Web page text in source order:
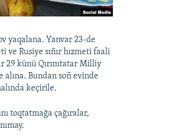
yaqalana. Yanvar 23-de
ve Rusiye sıñır hızmeti faali
29 künü Qırımtatar Milliy
Bundan soñ evinde
keçirile.
toqtatmağa çağıralar,